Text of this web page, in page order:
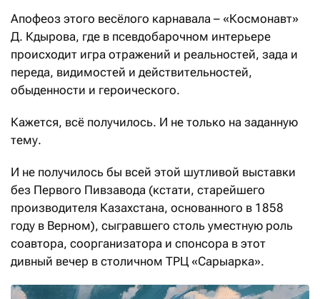
Апофеоз этого весёлого карнавала – «Космонавт»
Д. Кдырова, где в псевдобарочном интерьере
происходит игра отражений и реальностей, зада и
переда, видимостей и действительностей,
обыденности и героического.
Кажется, всё получилось. И не только на заданную
тему.
И не получилось бы всей этой шутливой выставки
без Первого Пивзавода (кстати, старейшего
производителя Казахстана, основанного в 1858
году в Верном), сыгравшего столь уместную роль
соавтора, соорганизатора и спонсора в этот
дивный вечер в столичном ТРЦ «Сарыарка».